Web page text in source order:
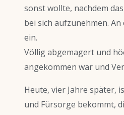
sonst wollte, nachdem
bei sich aufzunehmen.
ein.
Völlig abgemagert und
angekommen war und
Heute, vier Jahre später,
und Fürsorge bekommt,